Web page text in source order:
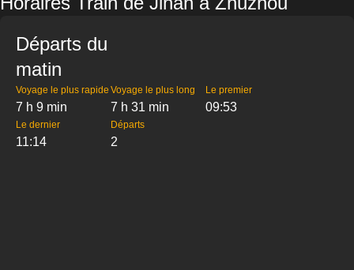
Départs du
matin
Voyage le plus rapide
7 h 9 min
Voyage le plus long
7 h 31 min
Le premier
09:53
Le dernier
11:14
Départs
2